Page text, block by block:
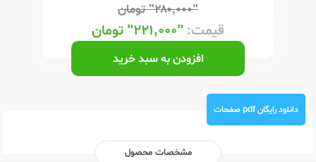
"۲۸۰,۰۰۰" تومان
قیمت: "۲۲۱,۰۰۰" تومان
افزودن به سبد خرید
دانلود رایگان pdf صفحات
مشخصات محصول